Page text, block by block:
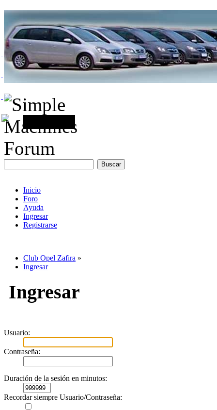
Inicio
Foro
Ayuda
Ingresar
Registrarse
Club Opel Zafira »
Ingresar
Ingresar
Usuario:
Contraseña:
Duración de la sesión en minutos:
Recordar siempre Usuario/Contraseña: